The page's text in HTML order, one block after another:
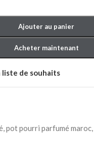
NEW
Ajouter au panier
Acheter maintenant
liste de souhaits
,pot pourri parfumé maroc,